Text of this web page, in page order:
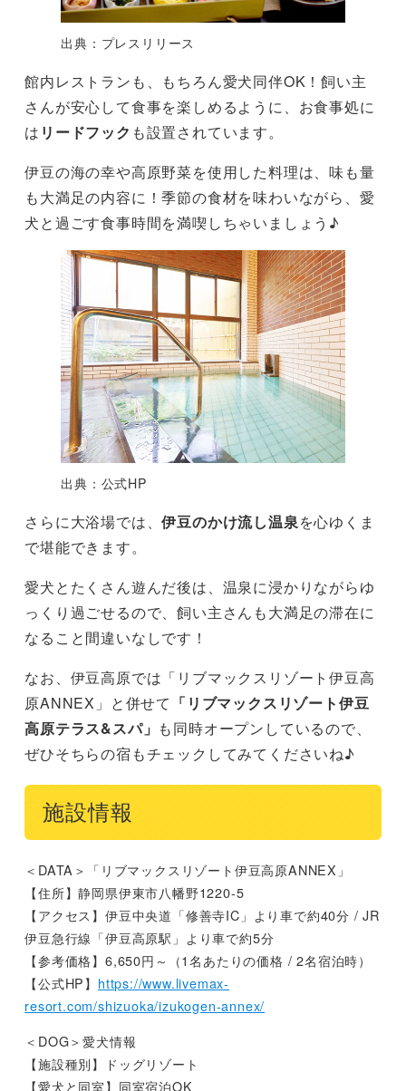
出典：プレスリリース
館内レストランも、もちろん愛犬同伴OK！飼い主
さんが安心して食事を楽しめるように、お食事処に
は リードフック も設置されています。
伊豆の海の幸や高原野菜を使用した料理は、味も量
も大満足の内容に！季節の食材を味わいながら、愛
犬と過ごす食事時間を満喫しちゃいましょう♪
出典：公式HP
さらに大浴場では、伊豆のかけ流し温泉を心ゆくま
で堪能できます。
愛犬とたくさん遊んだ後は、温泉に浸かりながらゆ
っくり過ごせるので、飼い主さんも大満足の滞在に
なること間違いなしです！
なお、伊豆高原では「リブマックスリゾート伊豆高
原ANNEX」と併せて 「リブマックスリゾート伊豆
高原テラス&スパ」 も同時オープンしているので、
ぜひそちらの宿もチェックしてみてくださいね♪
施設情報
＜DATA＞「リブマックスリゾート伊豆高原ANNEX」
【住所】静岡県伊東市八幡野1220-5
【アクセス】伊豆中央道「修善寺IC」より車で約40分 / JR
伊豆急行線「伊豆高原駅」より車で約5分
【参考価格】6,650円～（1名あたりの価格 / 2名宿泊時）
【公式HP】 https://www.livemax-
resort.com/shizuoka/izukogen-annex/
＜DOG＞愛犬情報
【施設種別】ドッグリゾート
【愛犬と同室】同室宿泊OK